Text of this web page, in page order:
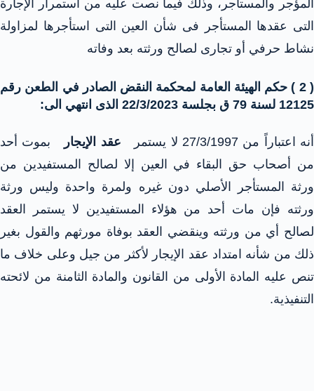
المؤجر والمستأجر، وذلك فيما نصت عليه من استمرار الإجارة
التى عقدها المستأجر فى شأن العين التى استأجرها لمزاولة
نشاط حرفي أو تجارى لصالح ورثته بعد وفاته
( 2 ) حكم الهيئة العامة لمحكمة النقض الصادر في الطعن رقم
12125 لسنة 79 ق بجلسة 22/3/2023 الذى انتهي الى:
أنه اعتباراً من 27/3/1997 لا يستمر عقد الإيجار
بموت أحد
من أصحاب حق البقاء في العين إلا لصالح المستفيدين من
ورثة المستأجر الأصلي دون غيره ولمرة واحدة وليس ورثة
ورثته فإن مات أحد من هؤلاء المستفيدين لا يستمر العقد
لصالح أي من ورثته وينقضي العقد بوفاة مورثهم والقول بغير
ذلك من شأنه امتداد عقد الإيجار لأكثر من جيل وعلى خلاف ما
تنص عليه المادة الأولى من القانون والمادة الثامنة من لائحته
التنفيذية.